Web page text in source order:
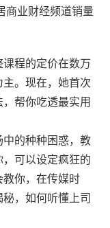
商业财经频道销量
程的定价在数万
。现在，她首次
帮你吃透最实用
的种种困惑，教
可以设定疯狂的
教你，在传媒时
，如何听懂上司